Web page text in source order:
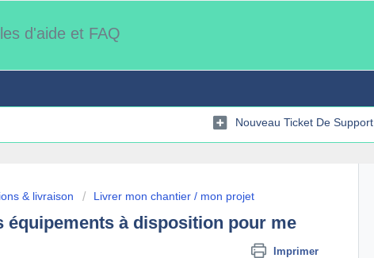
d'aide et FAQ
Nouveau Ticket De Support
& livraison Livrer mon chantier / mon projet
équipements à disposition pour me
Imprimer